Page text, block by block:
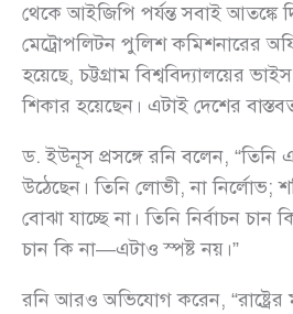
থেকে আইজিপি পর্যন্ত সবাই আতঙ্কে
মেট্রোপলিটন পুলিশ কমিশনারের
হয়েছে, চট্টগ্রাম বিশ্ববিদ্যালয়ের
শিকার হয়েছেন। এটাই দেশের
ড. ইউনূস প্রসঙ্গে রনি বলেন, “তিনি
উঠেছেন। তিনি লোভী, না নির্লোভ;
বোঝা যাচ্ছে না। তিনি নির্বাচন
চান কি না—এটাও স্পষ্ট নয়।”
রনি আরও অভিযোগ করেন, “রাষ্ট্রের